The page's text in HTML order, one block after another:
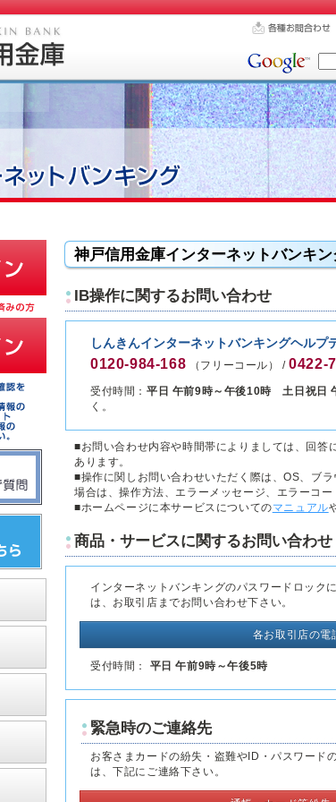
神戸信用金庫インターネットバンキ
IB操作に関するお問い合わせ
しんきんインターネットバンキングヘルプ
0120-984-168 （フリーコール） /0422-
受付時間： 平日 午前9時～午後10時 土日祝日
く。
■お問い合わせ内容や時間帯によりましては、回
あります。
■操作に関しお問い合わせいただく際は、OS、ブ
場合は、操作方法、エラーメッセージ、エラーコ
■ホームページに本サービスについてのマニュアル
商品・サービスに関するお問い合わせ
インターネットバンキングのパスワードロック
は、お取引店までお問い合わせ下さい。
各お取引店の電
受付時間： 平日 午前9時～午後5時
緊急時のご連絡先
お客さまカードの紛失・盗難やID・パスワード
は、下記にご連絡下さい。